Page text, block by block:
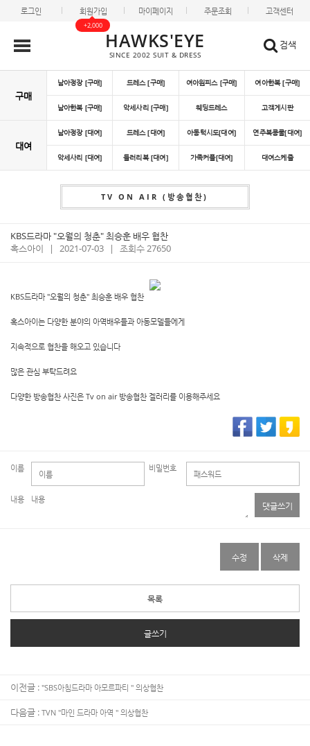
로그인 회원가입
+2,000
마이페이지 주문조회 고객센터
HAWKS'EYE
SINCE 2002 SUIT & DRESS
검색
구매
남아정장 [구매] 드레스 [구매] 여아원피스 [구매] 여아한복 [구매]
남아한복 [구매] 악세사리 [구매] 웨딩드레스 고객게시판
대여
남아정장 [대여] 드레스 [대여] 아동턱시도[대여] 연주복콩쿨[대여]
악세사리 [대여] 들러리복 [대여] 가족커플[대여] 대여스케쥴
TV ON AIR (방송협찬)
KBS드라마 "오월의 청춘" 최승훈 배우 협찬
혹스아이
| 2021-07-03 | 조회수 27650
KBS드라마 "오월의 청춘" 최승훈 배우 협찬
혹스아이는 다양한 분야의 아역배우들과 아동모델들에게
지속적으로 협찬을 해오고 있습니다
많은 관심 부탁드려요
다양한 방송협찬 사진은 Tv on air 방송협찬 겔러리를 이용해주세요
이름 비밀번호
내용
댓글쓰기
수정 삭제
목록
글쓰기
이전글 : "SBS아침드라마 아모르파티 " 의상협찬
다음글 : TVN "마인 드라마 아역 " 의상협찬